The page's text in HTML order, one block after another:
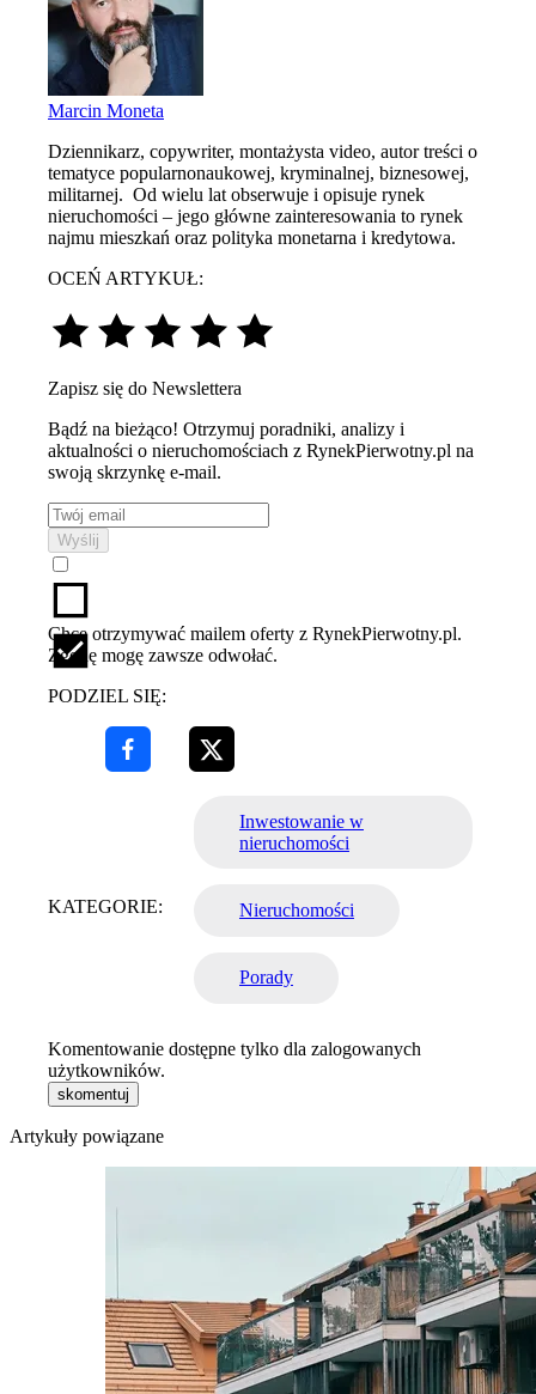
Marcin Moneta
Dziennikarz, copywriter, montażysta video, autor treści o
tematyce popularnonaukowej, kryminalnej, biznesowej,
militarnej. Od wielu lat obserwuje i opisuje rynek
nieruchomości – jego główne zainteresowania to rynek
najmu mieszkań oraz polityka monetarna i kredytowa.
OCEŃ ARTYKUŁ:
Zapisz się do Newslettera
Bądź na bieżąco! Otrzymuj poradniki, analizy i
aktualności o nieruchomościach z RynekPierwotny.pl na
swoją skrzynkę e-mail.
Wyślij
Chcę otrzymywać mailem oferty z RynekPierwotny.pl.
Zgodę mogę zawsze odwołać.
PODZIEL SIĘ:
KATEGORIE:
Inwestowanie w
nieruchomości
Nieruchomości
Porady
Komentowanie dostępne tylko dla zalogowanych
użytkowników.
skomentuj
Artykuły powiązane